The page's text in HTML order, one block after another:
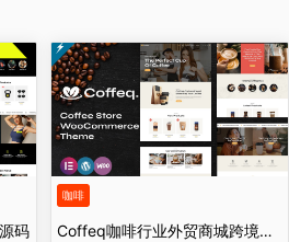
码
咖啡
Coffeq咖啡行业外贸商城跨境电商独立站源码